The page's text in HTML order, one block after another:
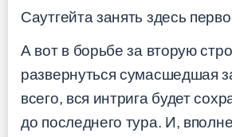
Саутгейта занять здесь
А вот в борьбе за вторую
развернуться сумасшедшая
всего, вся интрига будет
до последнего тура. И,